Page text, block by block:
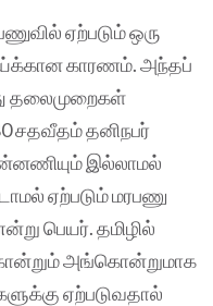
ஏற்படும் ஒரு
காரணம். அந்தப்
தலைமுறைகள்
சதவீதம் தனிநபர்
இல்லாமல்
ஏற்படும் மரபணு
பெயர். தமிழில்
அங்கொன்றுமாக
ஏற்படுவதால்